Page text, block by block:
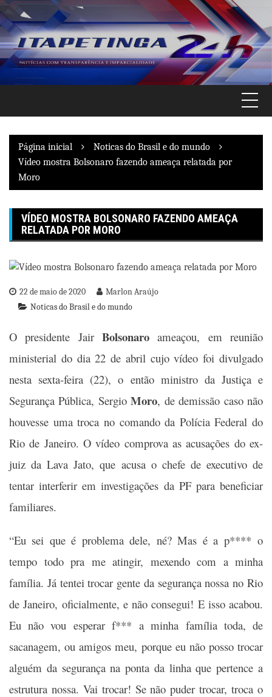
Pular
para
o
conteúdo
Página inicial
Noticas do Brasil e do mundo
Vídeo mostra Bolsonaro fazendo ameaça relatada por
Moro
VÍDEO MOSTRA BOLSONARO FAZENDO AMEAÇA
RELATADA POR MORO
22 de maio de 2020
Marlon Araújo
Noticas do Brasil e do mundo
O presidente Jair Bolsonaroameaçou, em reunião
ministerial do dia 22 de abril cujo vídeo foi divulgado
nesta sexta-feira (22), o então ministro da Justiça e
Segurança Pública, SergioMoro, de demissão caso não
houvesse uma troca no comando da Polícia Federal do
Rio de Janeiro. O vídeo comprova as acusações do ex-
juiz da Lava Jato, que acusa o chefe de executivo de
tentar interferir em investigações da PF para beneficiar
familiares.
“Eu sei que é problema dele, né? Mas é a p**** o
tempo todo pra me atingir, mexendo com a minha
família. Já tentei trocar gente da segurança nossa no Rio
de Janeiro, oficialmente, e não consegui! E isso acabou.
Eu não vou esperar f*** a minha família toda, de
sacanagem, ou amigos meu, porque eu não posso trocar
alguém da segurança na ponta da linha que pertence a
estrutura nossa. Vai trocar! Se não puder trocar, troca o